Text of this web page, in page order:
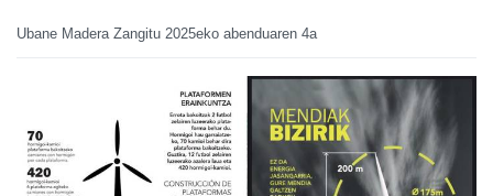
Ubane Madera Zangitu 2025eko abenduaren 4a